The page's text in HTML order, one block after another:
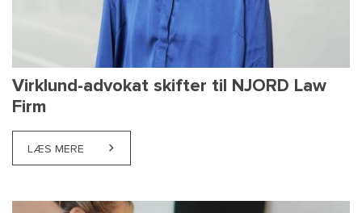
Virklund-advokat skifter til NJORD Law
Firm
LÆS MERE ABOUT VIRKLUND-ADVOKAT SKIFTER TIL NJORD